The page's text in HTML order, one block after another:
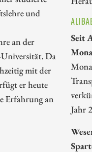
und
an der
Da
mit der
er heute
Erfahrung an
Seit
Jahr